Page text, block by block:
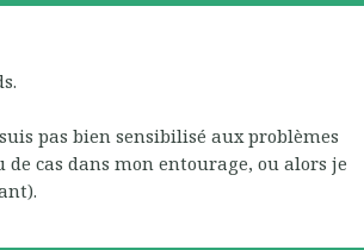
pas bien sensibilisé aux problèmes
cas dans mon entourage, ou alors je